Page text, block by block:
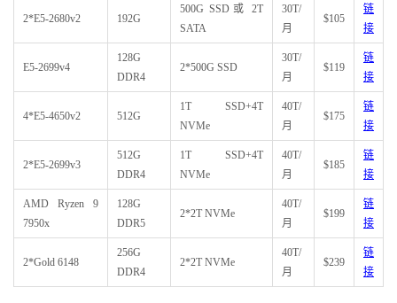
2*E5-2680v2 192G
500G SSD或 2T
SATA
30T/
月
$105
链
接
E5-2699v4
128G
DDR4
2*500G SSD
30T/
月
$119
链
接
4*E5-4650v2 512G
1T SSD+4T
NVMe
40T/
月
$175
链
接
2*E5-2699v3
512G
DDR4
1T SSD+4T
NVMe
40T/
月
$185
链
接
AMD Ryzen 9
7950x
128G
DDR5
2*2T NVMe
40T/
月
$199
链
接
2*Gold 6148
256G
DDR4
2*2T NVMe
40T/
月
$239
链
接